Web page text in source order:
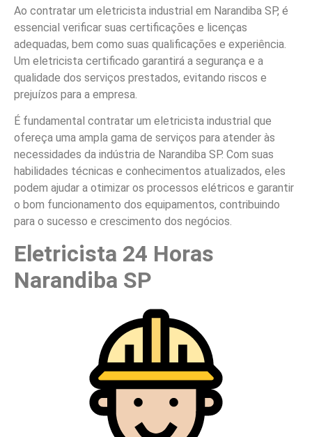
Ao contratar um eletricista industrial em Narandiba SP, é
essencial verificar suas certificações e licenças
adequadas, bem como suas qualificações e experiência.
Um eletricista certificado garantirá a segurança e a
qualidade dos serviços prestados, evitando riscos e
prejuízos para a empresa.
É fundamental contratar um eletricista industrial que
ofereça uma ampla gama de serviços para atender às
necessidades da indústria de Narandiba SP. Com suas
habilidades técnicas e conhecimentos atualizados, eles
podem ajudar a otimizar os processos elétricos e garantir
o bom funcionamento dos equipamentos, contribuindo
para o sucesso e crescimento dos negócios.
Eletricista 24 Horas
Narandiba SP